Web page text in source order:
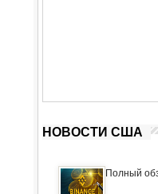
НОВОСТИ США
Полный